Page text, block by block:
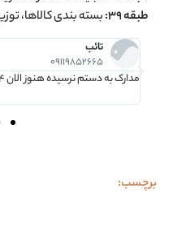
طبقه 39:
بسته بندی کالاها،
تائب
09119852665
مدارک به دستم نرسیده هنوز الان 4 روز شده
برچسب: